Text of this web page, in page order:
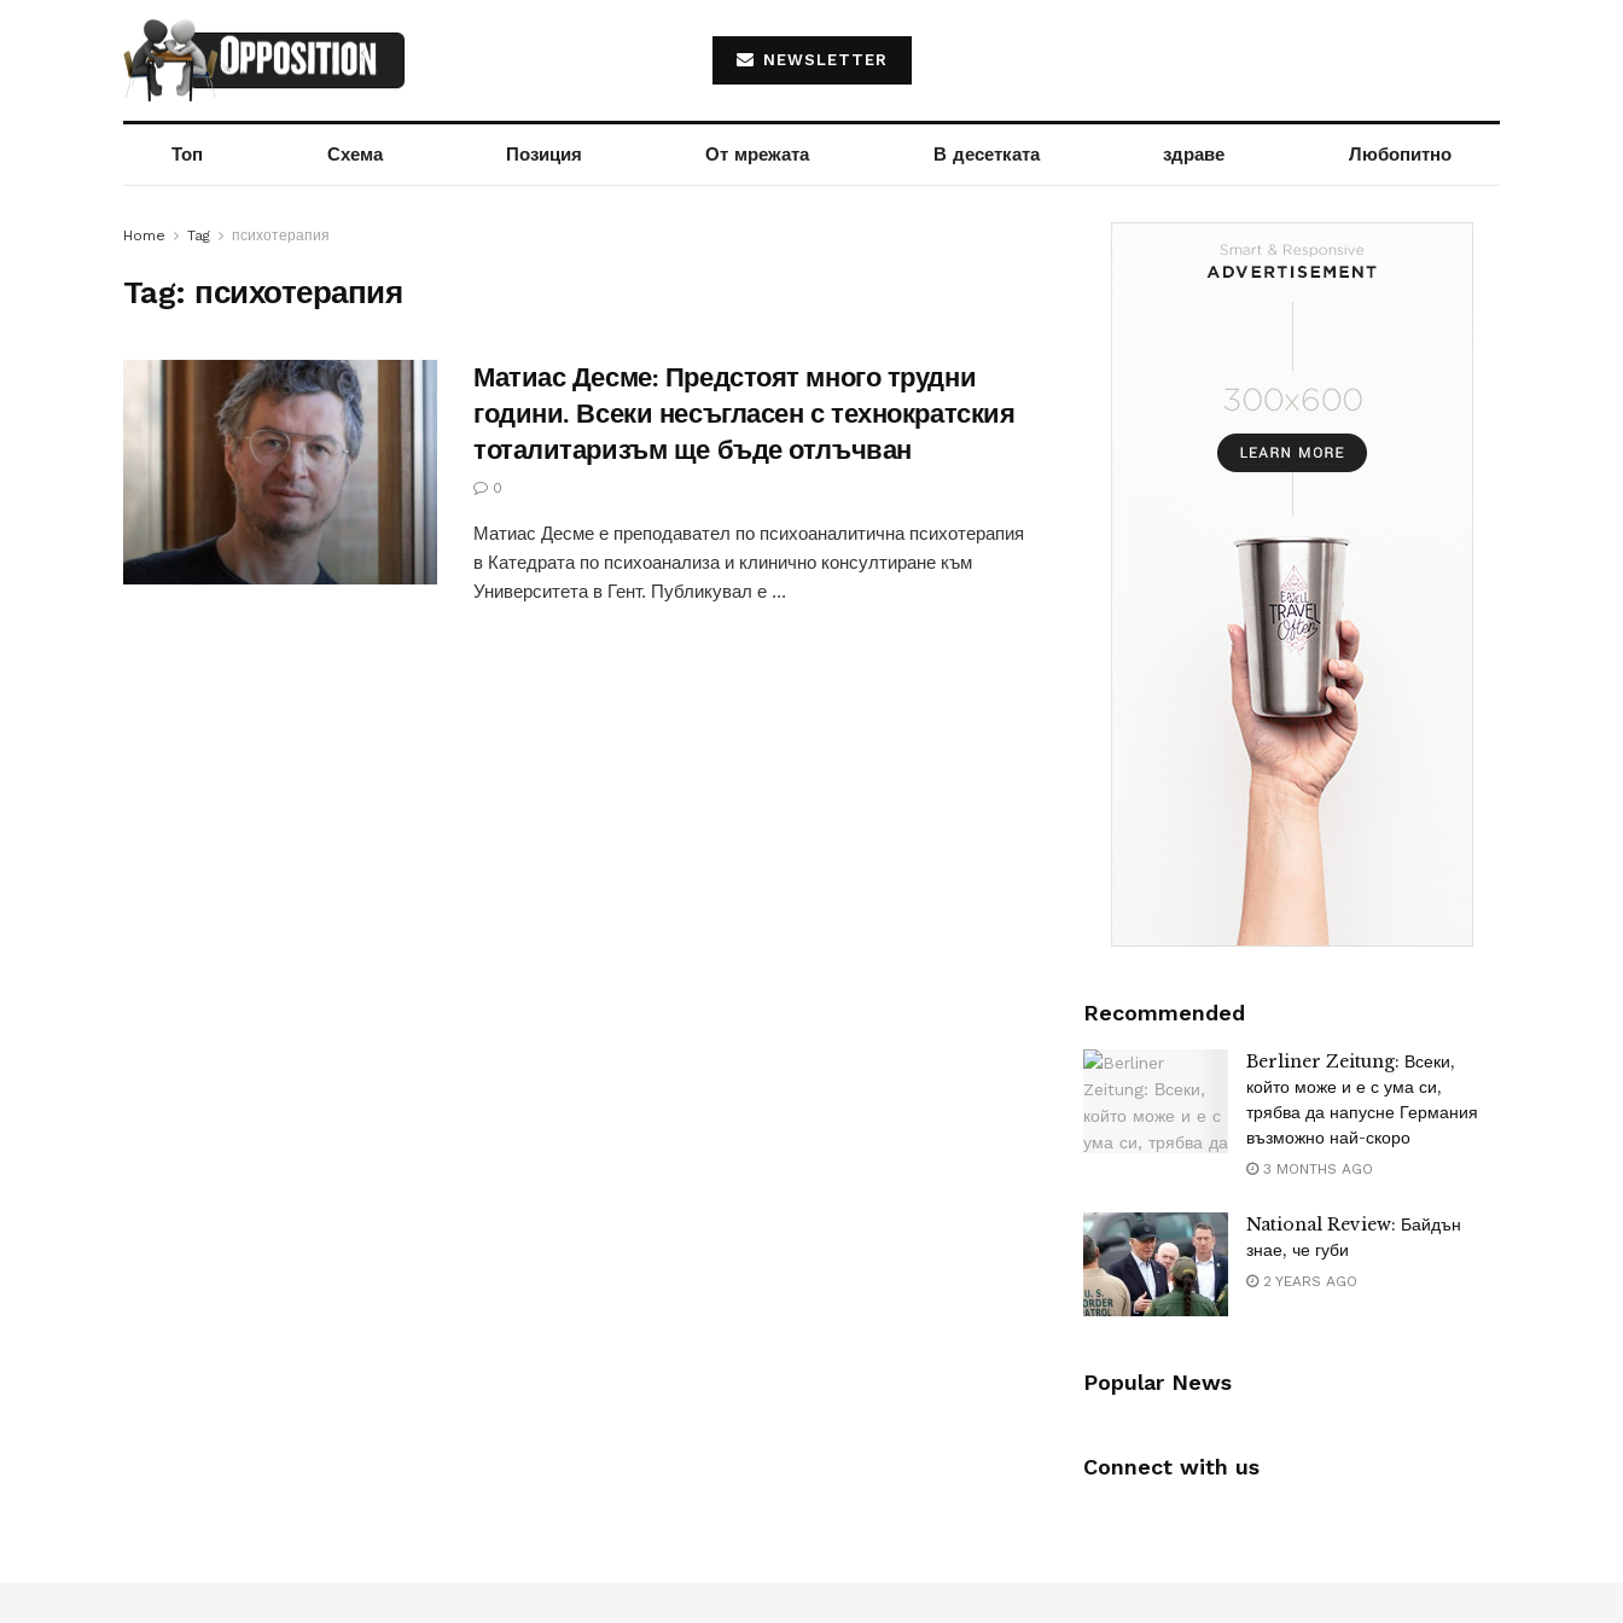
NEWSLETTER
Топ Схема Позиция От мрежата В десетката здраве Любопитно
Home Tag психотерапия
Tag: психотерапия
Матиас Десме: Предстоят много трудни
години. Всеки несъгласен с технократския
тоталитаризъм ще бъде отлъчван
0
Матиас Десме е преподавател по психоаналитична психотерапия
в Катедрата по психоанализа и клинично консултиране към
Университета в Гент. Публикувал е ...
Recommended
Berliner Zeitung: Всеки,
който може и е с ума си,
трябва да напусне Германия
възможно най-скоро
3 MONTHS AGO
National Review: Байдън
знае, че губи
2 YEARS AGO
Popular News
Connect with us